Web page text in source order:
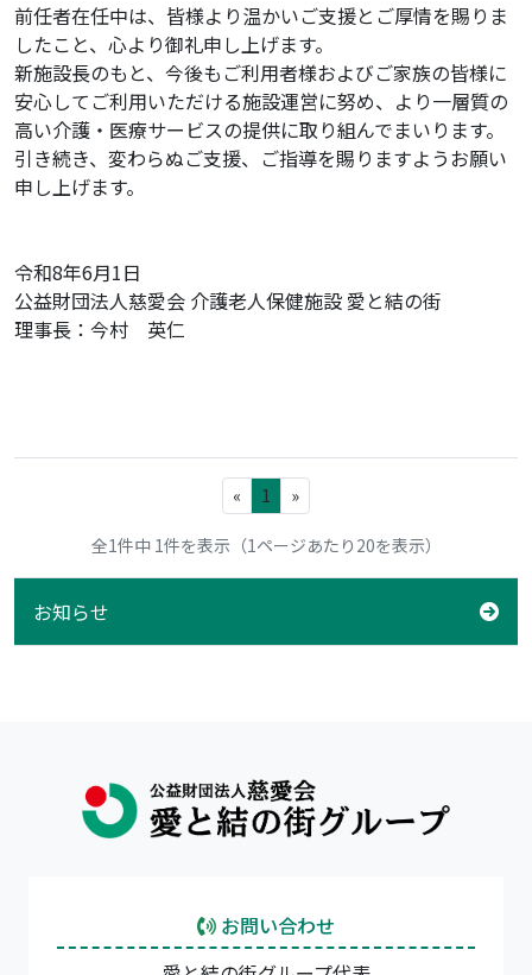
前任者在任中は、皆様より温かいご支援とご厚情を賜りま
したこと、心より御礼申し上げます。
新施設長のもと、今後もご利用者様およびご家族の皆様に
安心してご利用いただける施設運営に努め、より一層質の
高い介護・医療サービスの提供に取り組んでまいります。
引き続き、変わらぬご支援、ご指導を賜りますようお願い
申し上げます。
令和8年6月1日
公益財団法人慈愛会 介護老人保健施設 愛と結の街
理事長：今村 英仁
« 1 »
全1件中 1件を表示（1ページあたり20を表示）
お知らせ
お問い合わせ